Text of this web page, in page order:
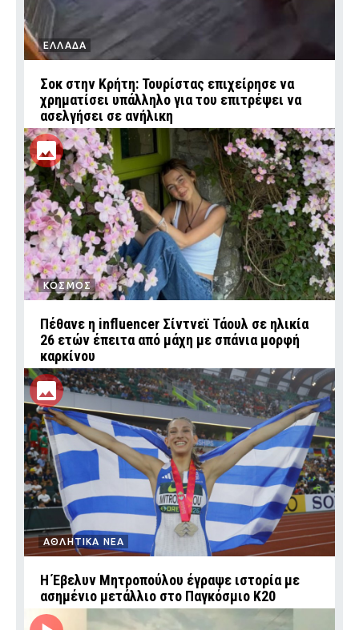
ΕΛΛΑΔΑ
Σοκ στην Κρήτη: Τουρίστας επιχείρησε να
χρηματίσει υπάλληλο για του επιτρέψει να
ασελγήσει σε ανήλικη
ΚΟΣΜΟΣ
Πέθανε η influencer Σίντνεϊ Τάουλ σε ηλικία
26 ετών έπειτα από μάχη με σπάνια μορφή
καρκίνου
ΑΘΛΗΤΙΚΑ ΝΕΑ
Η Έβελυν Μητροπούλου έγραψε ιστορία με
ασημένιο μετάλλιο στο Παγκόσμιο Κ20